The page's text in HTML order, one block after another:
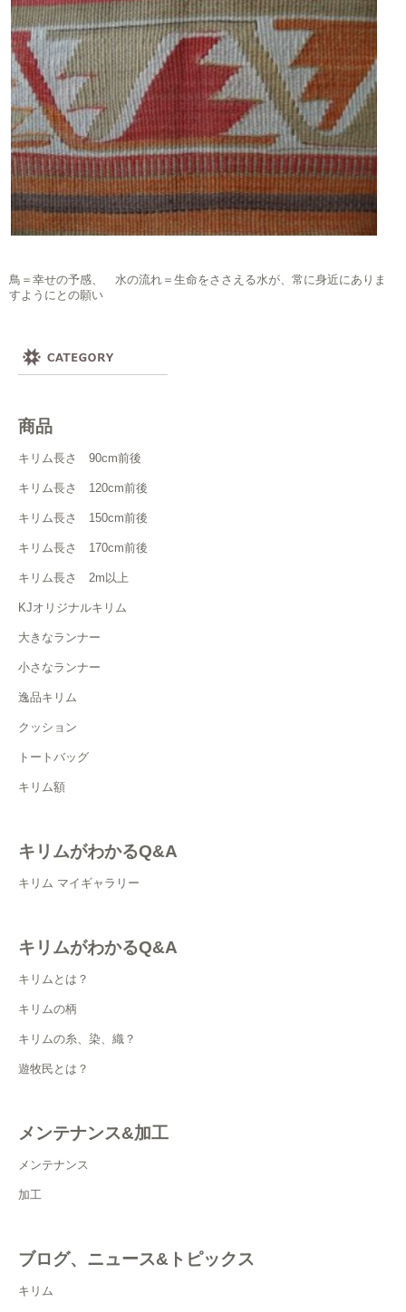
商品
キリム長さ 90cm前後
キリム長さ 120cm前後
キリム長さ 150cm前後
キリム長さ 170cm前後
キリム長さ 2m以上
KJオリジナルキリム
大きなランナー
小さなランナー
逸品キリム
クッション
トートバッグ
キリム額
キリムがわかるQ&A
キリム マイギャラリー
キリムがわかるQ&A
キリムとは？
キリムの柄
キリムの糸、染、織？
遊牧民とは？
メンテナンス&加工
メンテナンス
加工
ブログ、ニュース&トピックス
キリム
鳥＝幸せの予感、 水の流れ＝生命をささえる水が、常に身近にありま
すようにとの願い